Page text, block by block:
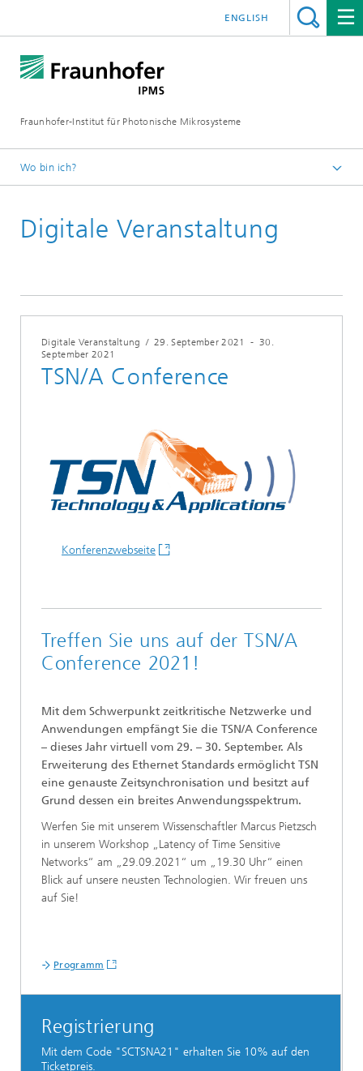
Fraunhofer-Institut für Photonische Mikrosysteme
ENGLISH
Wo bin ich?
Veranstaltungen
Digitale Veranstaltung
Digitale Veranstaltung /29. September 2021 -30.
September 2021
TSN/A Conference
Konferenzwebseite
Treffen Sie uns auf der TSN/A
Conference 2021!
Mit dem Schwerpunkt zeitkritische Netzwerke und
Anwendungen empfängt Sie die TSN/A Conference
– dieses Jahr virtuell vom 29. – 30. September. Als
Erweiterung des Ethernet Standards ermöglicht TSN
eine genauste Zeitsynchronisation und besitzt auf
Grund dessen ein breites Anwendungsspektrum.
Werfen Sie mit unserem Wissenschaftler Marcus Pietzsch
in unserem Workshop „Latency of Time Sensitive
Networks“ am „29.09.2021“ um „19.30 Uhr“ einen
Blick auf unsere neusten Technologien. Wir freuen uns
auf Sie!
Programm
Registrierung
Mit dem Code "SCTSNA21" erhalten Sie 10% auf den
Ticketpreis.